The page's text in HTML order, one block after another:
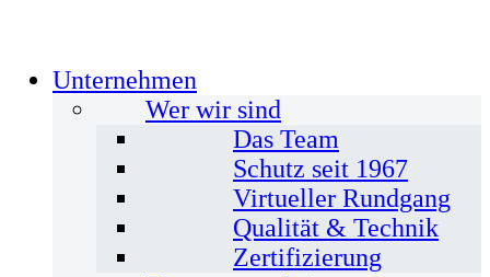
Unternehmen
Wer wir sind
Das Team
Schutz seit 1967
Virtueller Rundgang
Qualität & Technik
Zertifizierung